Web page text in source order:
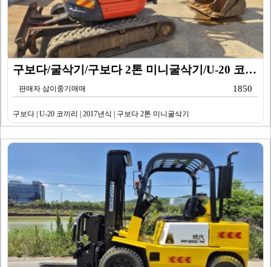
구보다/굴삭기/구보다 2톤 미니굴삭기/U-20 코끼리/…
판매자 삼이중기매매 1850
구보다 | U-20 코끼리 | 2017년식 | 구보다 2톤 미니굴삭기